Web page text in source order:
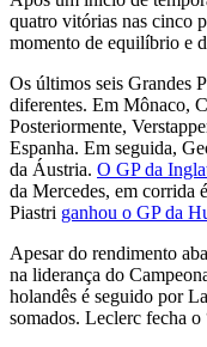
quatro vitórias nas cinco
momento de equilíbrio e
Os últimos seis Grandes
diferentes. Em Mônaco,
Posteriormente,
Espanha. Em seguida,
da Áustria. O GP da
da Mercedes, em corrida
Piastri ganhou o GP da
Apesar do rendimento
na liderança do
holandês é seguido por
somados. Leclerc fecha o